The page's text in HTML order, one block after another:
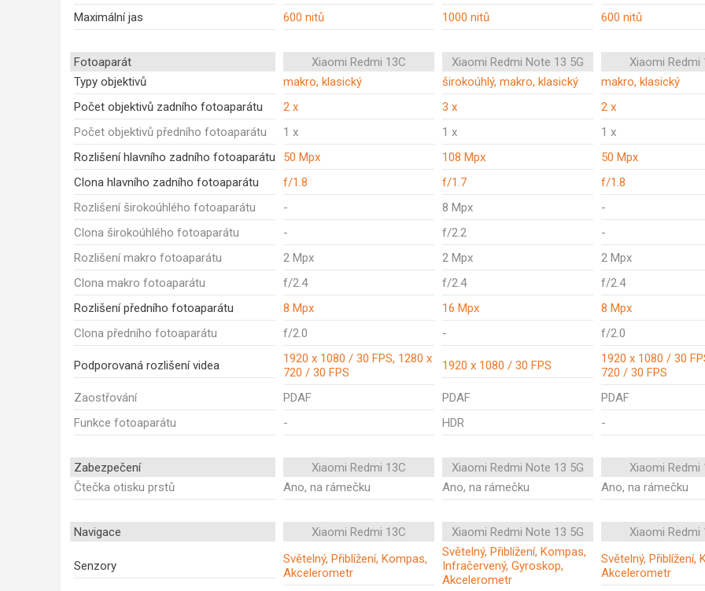
Maximální jas
600 nitů 1000 nitů 600 nitů
Fotoaparát Xiaomi Redmi 13C Xiaomi Redmi Note 13 5G
Xiaomi Redmi
Typy objektivů
makro, klasický širokoúhlý, makro, klasický
makro, klasický
Počet objektivů zadního fotoaparátu
2 x 3 x
2 x
Počet objektivů předního fotoaparátu
1 x 1 x
1 x
Rozlišení hlavního zadního fotoaparátu
50 Mpx 108 Mpx
50 Mpx
Clona hlavního zadního fotoaparátu
f/1.8 f/1.7
f/1.8
Rozlišení širokoúhlého fotoaparátu
- 8 Mpx
-
Clona širokoúhlého fotoaparátu
- f/2.2
-
Rozlišení makro fotoaparátu
2 Mpx 2 Mpx
2 Mpx
Clona makro fotoaparátu
f/2.4 f/2.4
f/2.4
Rozlišení předního fotoaparátu
8 Mpx 16 Mpx
8 Mpx
Clona předního fotoaparátu
f/2.0 - f/2.0
Podporovaná rozlišení videa
1920 x 1080 / 30 FPS, 1280 x
720 / 30 FPS
1920 x 1080 / 30 FPS
1920 x 1080 / 30
720 / 30 FPS
Zaostřování
PDAF PDAF
PDAF
Funkce fotoaparátu
- HDR -
Zabezpečení Xiaomi Redmi 13C Xiaomi Redmi Note 13 5G
Xiaomi Redmi
Čtečka otisku prstů
Ano, na rámečku Ano, na rámečku Ano, na rámečku
Navigace Xiaomi Redmi 13C Xiaomi Redmi Note 13 5G Xiaomi Redmi
Senzory
Světelný, Přiblížení, Kompas,
Akcelerometr
Světelný, Přiblížení, Kompas,
Infračervený, Gyroskop,
Akcelerometr
Světelný, Přiblížení,
Akcelerometr